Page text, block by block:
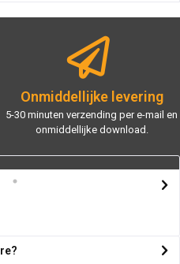
Onmiddellijke levering
5-30 minuten verzending per e-mail en
onmiddellijke download.